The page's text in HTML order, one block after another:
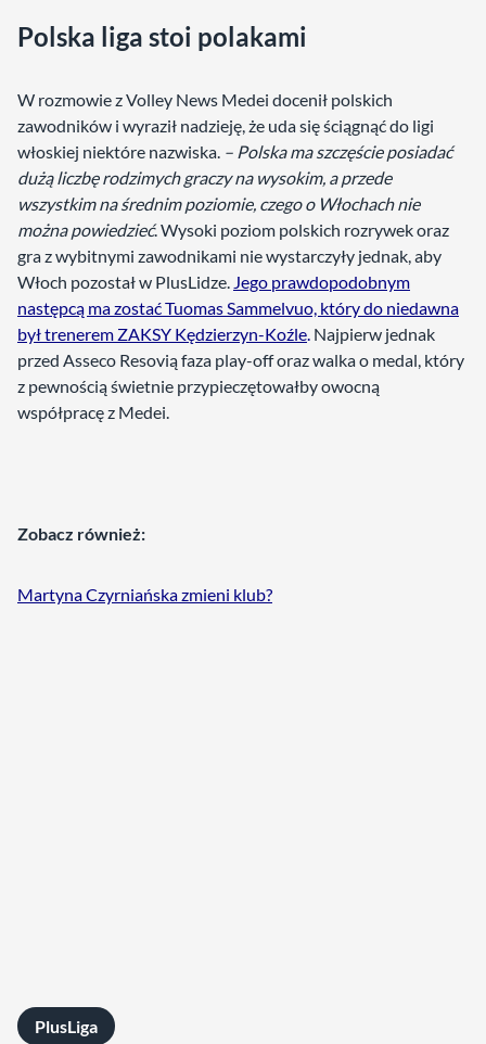
Polska liga stoi polakami
W rozmowie z Volley News Medei docenił polskich
zawodników i wyraził nadzieję, że uda się ściągnąć do ligi
włoskiej niektóre nazwiska. – Polska ma szczęście posiadać
dużą liczbę rodzimych graczy na wysokim, a przede
wszystkim na średnim poziomie, czego o Włochach nie
można powiedzieć. Wysoki poziom polskich rozrywek oraz
gra z wybitnymi zawodnikami nie wystarczyły jednak, aby
Włoch pozostał w PlusLidze. Jego prawdopodobnym
następcą ma zostać Tuomas Sammelvuo, który do niedawna
był trenerem ZAKSY Kędzierzyn-Koźle. Najpierw jednak
przed Asseco Resovią faza play-off oraz walka o medal, który
z pewnością świetnie przypieczętowałby owocną
współpracę z Medei.
Zobacz również:
Martyna Czyrniańska zmieni klub?
PlusLiga